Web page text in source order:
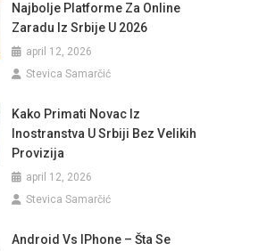
Najbolje Platforme Za Online
Zaradu Iz Srbije U 2026
april 12, 2026
Stevica Samarčić
Kako Primati Novac Iz
Inostranstva U Srbiji Bez Velikih
Provizija
april 12, 2026
Stevica Samarčić
Android Vs IPhone – Šta Se